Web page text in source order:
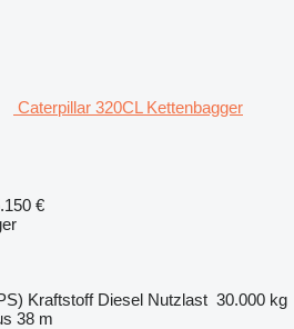
Caterpillar 320CL Kettenbagger
€
Kraftstoff Diesel Nutzlast 30.000 kg
38 m